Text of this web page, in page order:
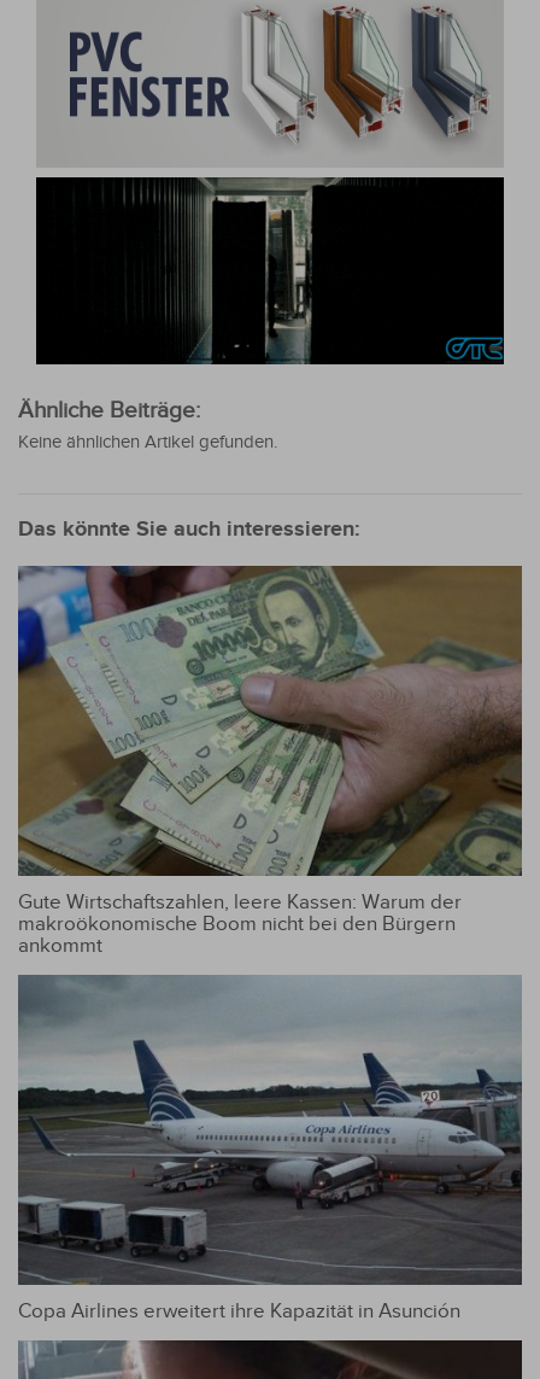
Ähnliche Beiträge:
Keine ähnlichen Artikel gefunden.
Das könnte Sie auch interessieren:
Gute Wirtschaftszahlen, leere Kassen: Warum der
makroökonomische Boom nicht bei den Bürgern
ankommt
Copa Airlines erweitert ihre Kapazität in Asunción